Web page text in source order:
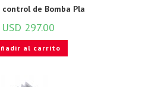
control de Bomba Pla
USD 297.00
al carrito